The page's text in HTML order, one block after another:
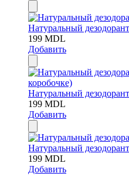
Натуральный
199 MDL
Добавить
Натуральный
199 MDL
Добавить
Натуральный
199 MDL
Добавить